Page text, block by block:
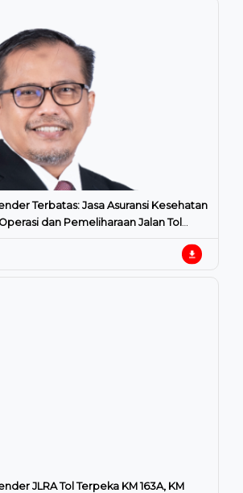
Terbatas: Jasa Asuransi Kesehatan
dan Pemeliharaan Jalan Tol
JLRA Tol Terpeka KM 163A, KM